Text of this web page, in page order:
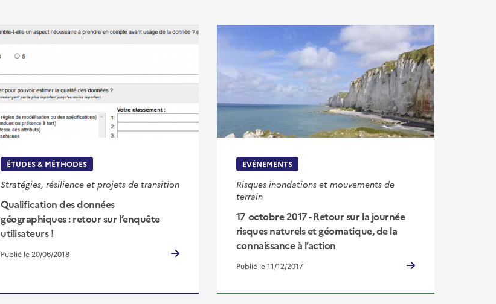
ÉTUDES & MÉTHODES
Stratégies, résilience et projets de transition
Qualification des données
géographiques : retour sur l’enquête
utilisateurs !
Publié le 20/06/2018
EVÉNEMENTS
Risques inondations et mouvements de
terrain
17 octobre 2017 - Retour sur la journée
risques naturels et géomatique, de la
connaissance à l’action
Publié le 11/12/2017